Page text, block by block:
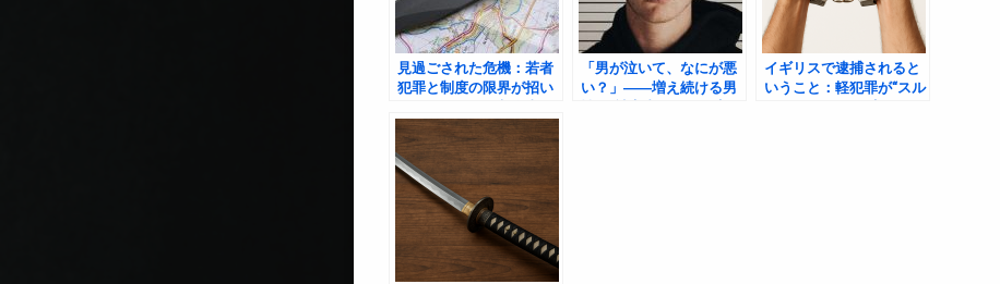
見過ごされた危機：若者
犯罪と制度の限界が招い
「男が泣いて、なにが悪
い？」――増え続ける男
イギリスで逮捕されると
いうこと：軽犯罪が“スル